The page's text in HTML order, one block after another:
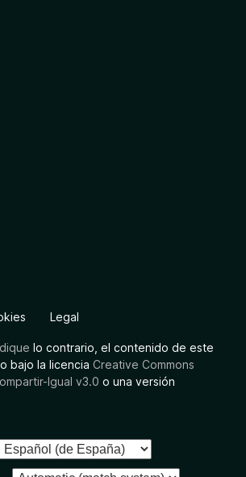
Legal
lo contrario, el contenido de este
bajo la licencia Creative Commons
Igual v3.0 o una versión